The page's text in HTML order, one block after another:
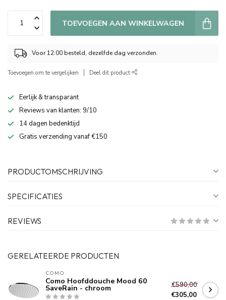
TOEVOEGEN AAN WINKELWAGEN
Voor 12:00 besteld, dezelfde dag verzonden.
Toevoegen om te vergelijken Deel dit product
Eerlijk & transparant
Reviews van klanten: 9/10
14 dagen bedenktijd
Gratis verzending vanaf €150
PRODUCTOMSCHRIJVING
SPECIFICATIES
REVIEWS
GERELATEERDE PRODUCTEN
COMO
Como Hoofddouche Mood 60
SaveRain - chroom
€590,00
€305,00